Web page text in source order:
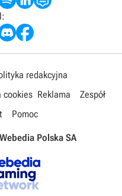
redakcyjna
cookies Reklama
Zespół
Pomoc
Webedia Polska SA